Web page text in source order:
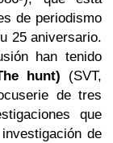
de periodismo
25 aniversario.
han tenido
hunt) (SVT,
de tres
que
de